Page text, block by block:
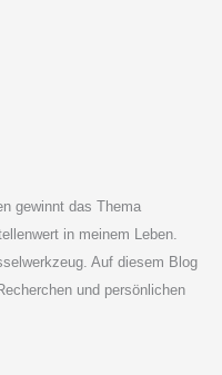
gewinnt das Thema
in meinem Leben.
Auf diesem Blog
und persönlichen